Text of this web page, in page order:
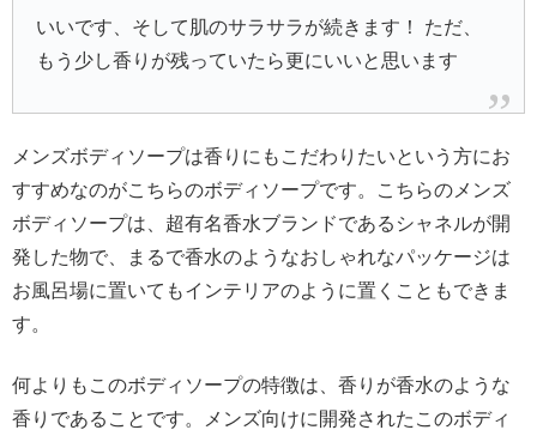
いいです、そして肌のサラサラが続きます！ ただ、
もう少し香りが残っていたら更にいいと思います
メンズボディソープは香りにもこだわりたいという方にお
すすめなのがこちらのボディソープです。こちらのメンズ
ボディソープは、超有名香水ブランドであるシャネルが開
発した物で、まるで香水のようなおしゃれなパッケージは
お風呂場に置いてもインテリアのように置くこともできま
す。
何よりもこのボディソープの特徴は、香りが香水のような
香りであることです。メンズ向けに開発されたこのボディ